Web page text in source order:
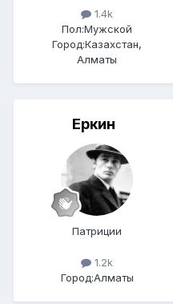
1.4k
Пол:Мужской
Город:Казахстан,
Алматы
Еркин
Патриции
1.2k
Город:Алматы